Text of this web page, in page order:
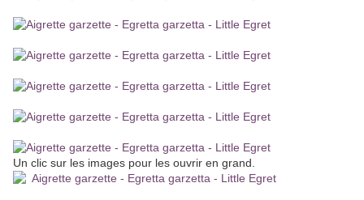
Un clic sur les images pour les ouvrir en grand.